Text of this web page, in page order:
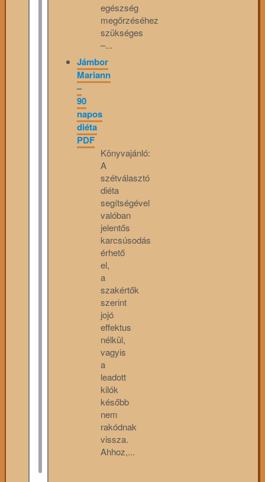
egészség
megőrzéséhez
szükséges
–...
Jámbor
Mariann
–
90
napos
diéta
PDF
Könyvajánló:
A
szétválasztó
diéta
segítségével
valóban
jelentős
karcsúsodás
érhető
el,
a
szakértők
szerint
jojó
effektus
nélkül,
vagyis
a
leadott
kilók
később
nem
rakódnak
vissza.
Ahhoz,...